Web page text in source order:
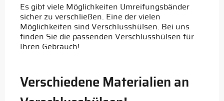
Es gibt viele Möglichkeiten Umreifungsbänder
sicher zu verschließen. Eine der vielen
Möglichkeiten sind Verschlusshülsen. Bei uns
finden Sie die passenden Verschlusshülsen für
Ihren Gebrauch!
Verschiedene Materialien an